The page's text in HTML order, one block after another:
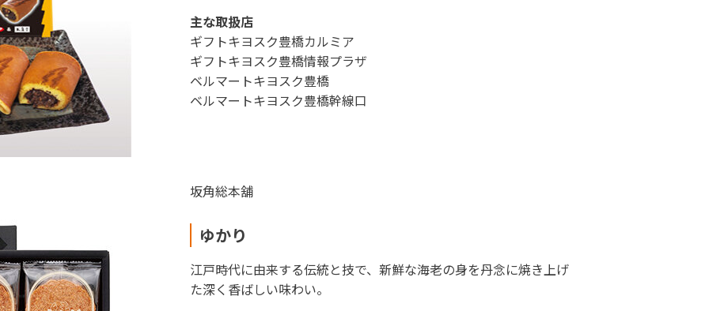
主な取扱店
ギフトキヨスク豊橋カルミア
ギフトキヨスク豊橋情報プラザ
ベルマートキヨスク豊橋
ベルマートキヨスク豊橋幹線口
坂角総本舖
ゆかり
江戸時代に由来する伝統と技で、新鮮な海老の身を丹念に焼き上げ
た深く香ばしい味わい。